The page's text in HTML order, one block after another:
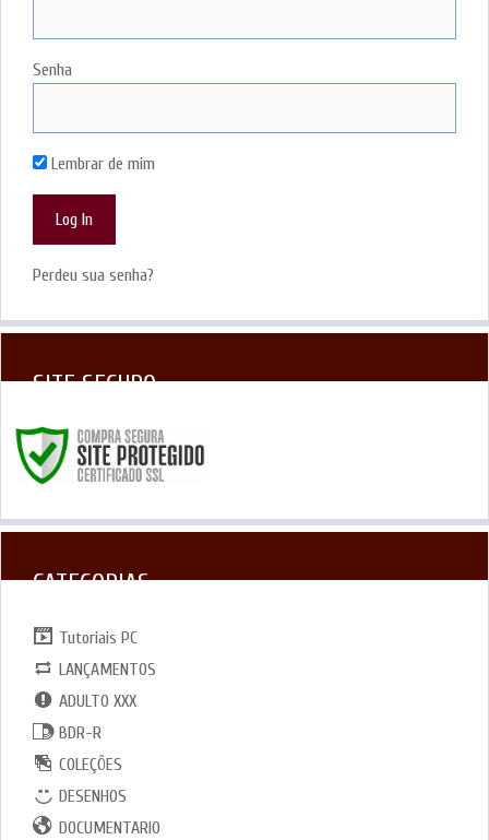
Senha
Lembrar de mim
Perdeu sua senha?
SITE SEGURO
CATEGORIAS
Tutoriais PC
LANÇAMENTOS
ADULTO XXX
BDR-R
COLEÇÕES
DESENHOS
DOCUMENTARIO